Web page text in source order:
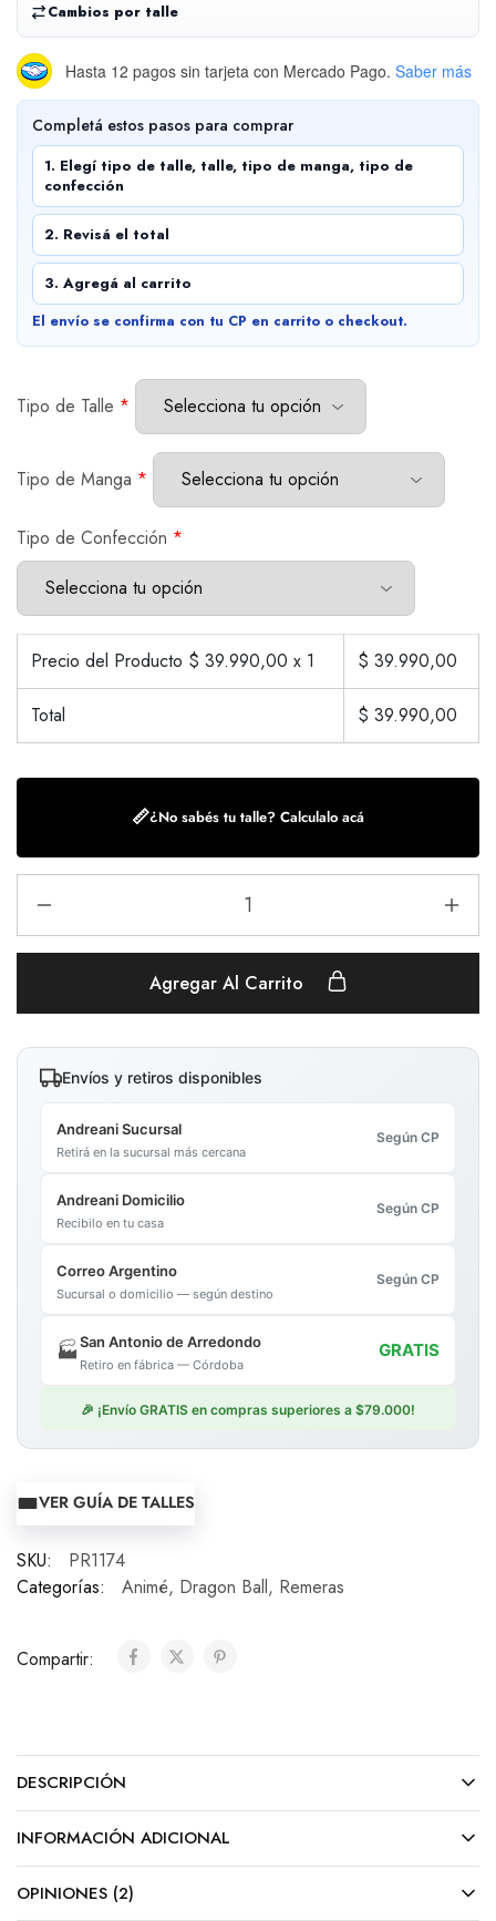
Cambios por talle
Hasta 12 pagos sin tarjeta con Mercado Pago. Saber más
Completá estos pasos para comprar
1. Elegí tipo de talle, talle, tipo de manga, tipo de
confección
2. Revisá el total
3. Agregá al carrito
El envío se confirma con tu CP en carrito o checkout.
Tipo de Talle *
Tipo de Manga *
Tipo de Confección *
Precio del Producto $ 39.990,00 x 1 $ 39.990,00
Total $ 39.990,00
📏¿No sabés tu talle? Calculalo acá
Agregar Al Carrito
Envíos y retiros disponibles
Andreani Sucursal
Retirá en la sucursal más cercana
Según CP
Andreani Domicilio
Recibilo en tu casa
Según CP
Correo Argentino
Sucursal o domicilio — según destino
Según CP
🏭San Antonio de Arredondo
Retiro en fábrica — Córdoba
GRATIS
🎉 ¡Envío GRATIS en compras superiores a $79.000!
VER GUÍA DE TALLES
SKU:
PR1174
Categorías:
Animé, Dragon Ball, Remeras
Compartir:
DESCRIPCIÓN
INFORMACIÓN ADICIONAL
OPINIONES (2)